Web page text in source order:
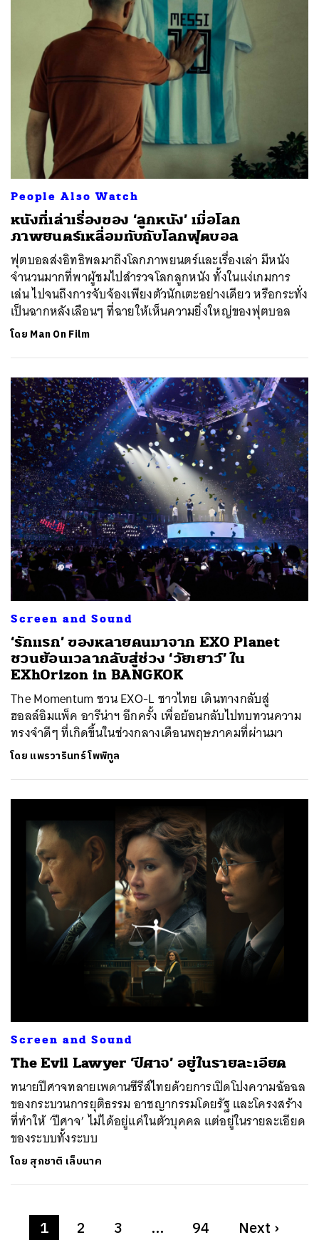
People Also Watch
หนังที่เล่าเรื่องของ ‘ลูกหนัง’ เมื่อโลก
ภาพยนตร์เหลื่อมทับกับโลกฟุตบอล
ฟุตบอลส่งอิทธิพลมาถึงโลกภาพยนตร์และเรื่องเล่า มีหนัง
จำนวนมากที่พาผู้ชมไปสำรวจโลกลูกหนัง ทั้งในแง่เกมการ
เล่น ไปจนถึงการจับจ้องเพียงตัวนักเตะอย่างเดียว หรือกระทั่ง
เป็นฉากหลังเลือนๆ ที่ฉายให้เห็นความยิ่งใหญ่ของฟุตบอล
โดย Man On Film
Screen and Sound
‘รักแรก’ ของหลายคนมาจาก EXO Planet
ชวนย้อนเวลากลับสู่ช่วง ‘วัยเยาว์’ ใน
EXhOrizon in BANGKOK
The Momentum ชวน EXO-L ชาวไทย เดินทางกลับสู่
ฮอลล์อิมแพ็ค อารีน่าฯ อีกครั้ง เพื่อย้อนกลับไปทบทวนความ
ทรงจำดีๆ ที่เกิดขึ้นในช่วงกลางเดือนพฤษภาคมที่ผ่านมา
โดย แพรวารินทร์ โพพิทูล
Screen and Sound
The Evil Lawyer ‘ปีศาจ’ อยู่ในรายละเอียด
ทนายปีศาจทลายเพดานซีรีส์ไทยด้วยการเปิดโปงความฉ้อฉล
ของกระบวนการยุติธรรม อาชญากรรมโดยรัฐ และโครงสร้าง
ที่ทำให้ ‘ปีศาจ’ ไม่ได้อยู่แค่ในตัวบุคคล แต่อยู่ในรายละเอียด
ของระบบทั้งระบบ
โดย สุภชาติ เล็บนาค
1 2 3 … 94 Next›